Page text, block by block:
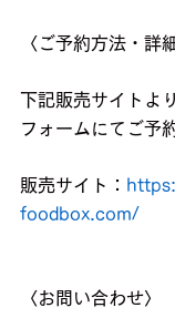
〈ご予約方法・詳
下記販売サイトよ
フォームにてご予
販売サイト：
foodbox.com/
〈お問い合わせ〉